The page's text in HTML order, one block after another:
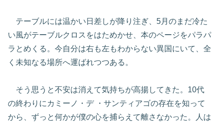
テーブルには温かい日差しが降り注ぎ、5月のまだ冷た
い風がテーブルクロスをはためかせ、本のページをパラパ
ラとめくる。今自分は右も左もわからない異国にいて、全
く未知なる場所へ運ばれつつある。
そう思うと不安は消えて気持ちが高揚してきた。10代
の終わりにカミーノ・デ ・サンティアゴの存在を知って
から、ずっと何かが僕の心を捕らえて離さなかった。人は